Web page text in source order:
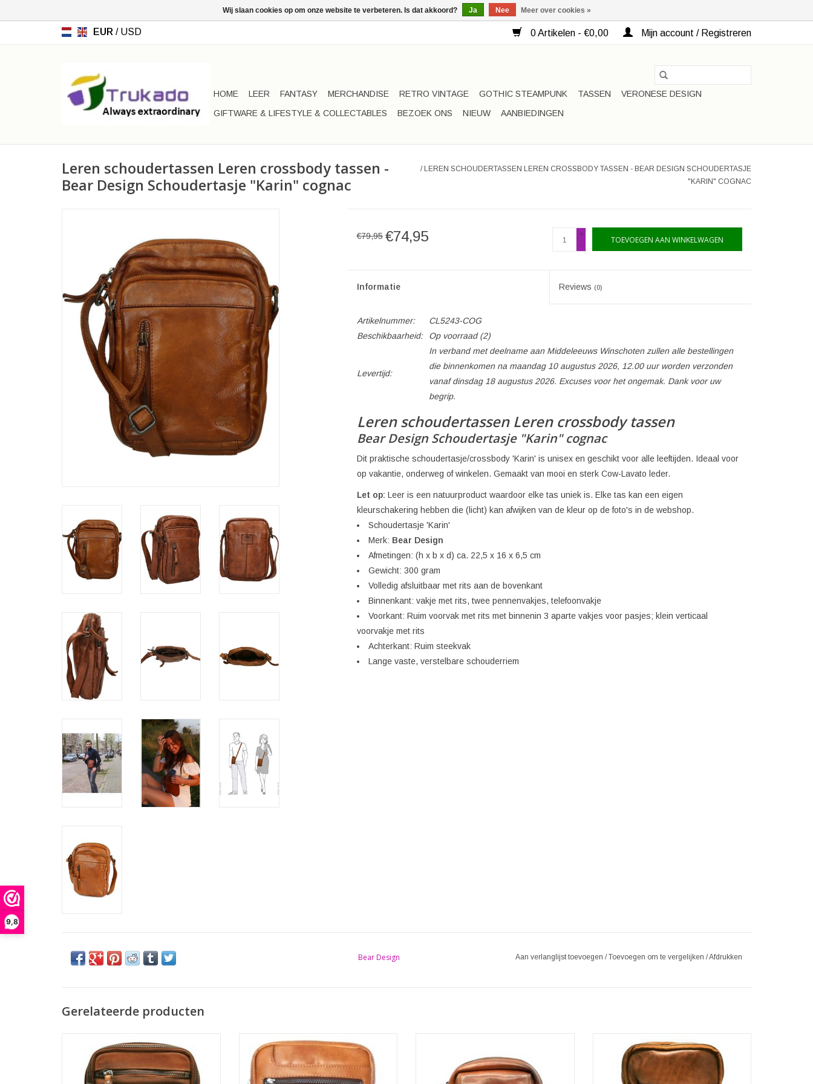
9,8
EUR / USD 0 Artikelen - €0,00 Mijn account / Registreren
HOME LEER FANTASY MERCHANDISE RETRO VINTAGE GOTHIC STEAMPUNK TASSEN
VERONESE DESIGN
GIFTWARE & LIFESTYLE & COLLECTABLES
BEZOEK ONS NIEUW AANBIEDINGEN
Leren schoudertassen Leren crossbody tassen -
Bear Design Schoudertasje "Karin" cognac
/ LEREN SCHOUDERTASSEN LEREN CROSSBODY TASSEN - BEAR DESIGN SCHOUDERTASJE
"KARIN" COGNAC
€79,95 €74,95
+
-
TOEVOEGEN AAN WINKELWAGEN
Informatie Reviews (0)
Artikelnummer:
CL5243-COG
Beschikbaarheid:
Op voorraad(2)
Levertijd:
In verband met deelname aan Middeleeuws Winschoten zullen alle bestellingen
die binnenkomen na maandag 10 augustus 2026, 12.00 uur worden verzonden
vanaf dinsdag 18 augustus 2026. Excuses voor het ongemak. Dank voor uw
begrip.
Leren schoudertassen Leren crossbody tassen
Bear Design Schoudertasje "Karin" cognac
Dit praktische schoudertasje/crossbody 'Karin' is unisex en geschikt voor alle leeftijden. Ideaal voor
op vakantie, onderweg of winkelen. Gemaakt van mooi en sterk Cow-Lavato leder.
Let op: Leer is een natuurproduct waardoor elke tas uniek is. Elke tas kan een eigen
kleurschakering hebben die (licht) kan afwijken van de kleur op de foto's in de webshop.
Schoudertasje 'Karin'
Merk: Bear Design
Afmetingen: (h x b x d) ca. 22,5 x 16 x 6,5 cm
Gewicht: 300 gram
Volledig afsluitbaar met rits aan de bovenkant
Binnenkant: vakje met rits, twee pennenvakjes, telefoonvakje
Voorkant: Ruim voorvak met rits met binnenin 3 aparte vakjes voor pasjes; klein verticaal
voorvakje met rits
Achterkant: Ruim steekvak
Lange vaste, verstelbare schouderriem
Bear Design Aan verlanglijst toevoegen /Toevoegen om te vergelijken /Afdrukken
Gerelateerde producten
Merk: Hillburry
Afmetingen: (bxhxd) ca. 14cm x 19cm x 3cm
TOEVOEGEN AAN WINKELWAGEN
Leren tassen- Hillburry leren schoudertas
cognac. Heel stijlvol en gemaakt van sterk
degelijk leer. Goed afsluitbaar.
crossbodytas van gewassen leer
vintagelook. Kwaliteitsleer, perfecte
Hillburry Schoudertas-Reiemtas-
Telefoontas-cognac
Afmetingen: (bxhxd) ca. 13cm x 20cm x 2cm
TOEVOEGEN AAN WINKELWAGEN
Wij slaan cookies op om onze website te verbeteren. Is dat akkoord? Ja Nee Meer over cookies »